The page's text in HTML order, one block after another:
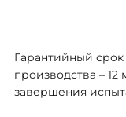
Гарантийный
производства –
завершения